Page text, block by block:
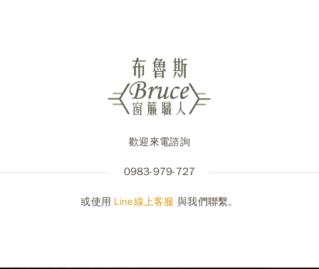
歡迎來電諮詢
0983-979-727
或使用 Line線上客服 與我們聯繫。